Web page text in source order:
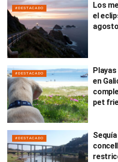
#DESTACADO
Los
el
#DESTACADO
en
pet
#DESTACADO